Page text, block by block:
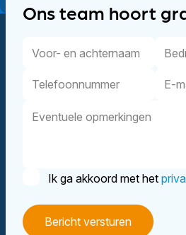
Ons team hoort
Voor-
achternaam
Telefoonnummer
E-
Eventuele
Instemming
Ik ga akkoord met het